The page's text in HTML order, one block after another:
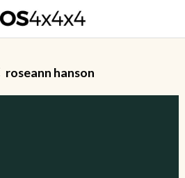
roseann hanson